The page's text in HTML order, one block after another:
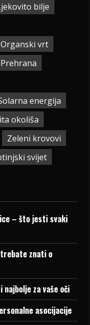
bilje
Organski vrt
Prehrana
energija
okoliša
Zeleni krovovi
svijet
– što jesti svaki
znati o
za vaše oči
asocijacije